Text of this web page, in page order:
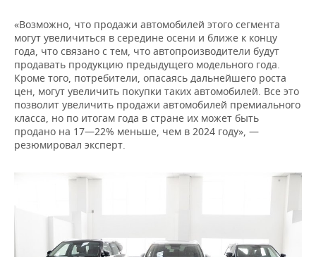
«Возможно, что продажи автомобилей этого сегмента
могут увеличиться в середине осени и ближе к концу
года, что связано с тем, что автопроизводители будут
продавать продукцию предыдущего модельного года.
Кроме того, потребители, опасаясь дальнейшего роста
цен, могут увеличить покупки таких автомобилей. Все это
позволит увеличить продажи автомобилей премиального
класса, но по итогам года в стране их может быть
продано на 17—22% меньше, чем в 2024 году», —
резюмировал эксперт.